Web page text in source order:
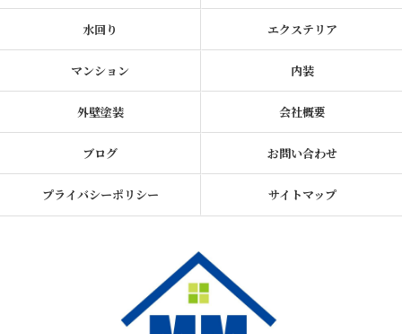
水回り エクステリア
マンション 内装
外壁塗装 会社概要
ブログ お問い合わせ
プライバシーポリシー サイトマップ